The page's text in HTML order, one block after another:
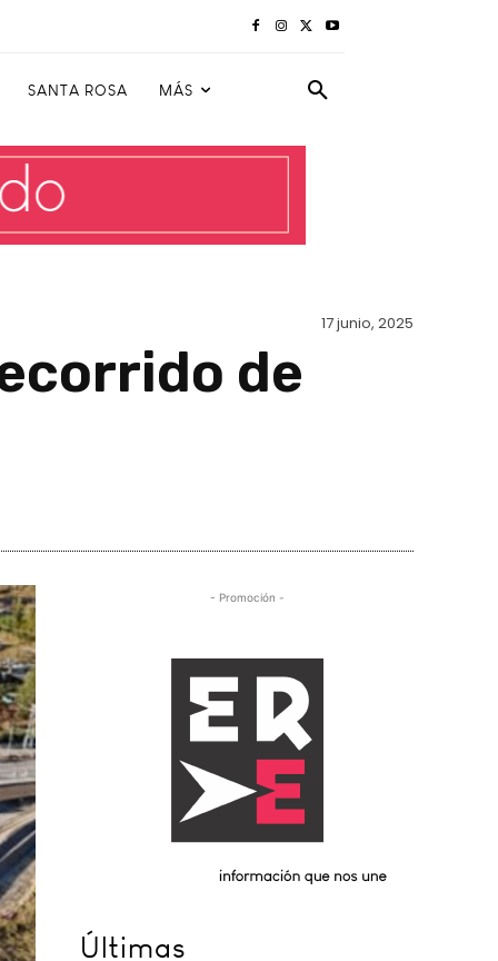
SANTA ROSA MÁS
17 junio, 2025
de
- Promoción -
Últimas